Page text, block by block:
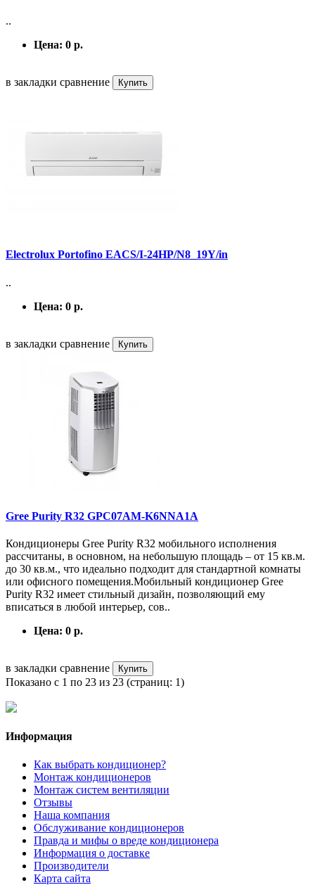
..
Цена: 0 р.
в закладки сравнение Купить
Electrolux Portofino EACS/I-24HP/N8_19Y/in
..
Цена: 0 р.
в закладки сравнение Купить
Gree Purity R32 GPC07AM-K6NNA1A
Кондиционеры Gree Purity R32 мобильного исполнения
рассчитаны, в основном, на небольшую площадь – от 15 кв.м.
до 30 кв.м., что идеально подходит для стандартной комнаты
или офисного помещения.Мобильный кондиционер Gree
Purity R32 имеет стильный дизайн, позволяющий ему
вписаться в любой интерьер, сов..
Цена: 0 р.
в закладки сравнение Купить
Показано с 1 по 23 из 23 (страниц: 1)
Информация
Как выбрать кондиционер?
Монтаж кондиционеров
Монтаж систем вентиляции
Отзывы
Наша компания
Обслуживание кондиционеров
Правда и мифы о вреде кондиционера
Информация о доставке
Производители
Карта сайта